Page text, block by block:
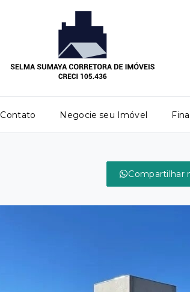
Contato Negocie seu Imóvel
Compartilhar